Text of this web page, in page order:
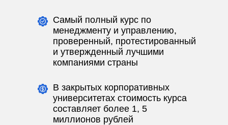
Самый полный курс по
менеджменту и управлению,
проверенный, протестированный
и утвержденный лучшими
компаниями страны
В закрытых корпоративных
университетах стоимость курса
составляет более 1, 5
миллионов рублей